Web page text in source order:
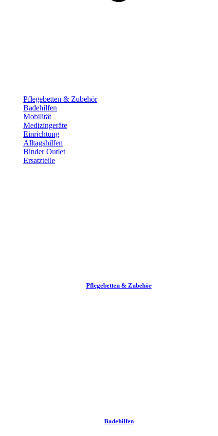
Pflege­betten & Zubehör
Badehilfen
Mobilität
Medizingeräte
Einrichtung
Alltags­hilfen
Binder Outlet
Ersatzteile
Pflege­betten & Zubehör
Badehilfen